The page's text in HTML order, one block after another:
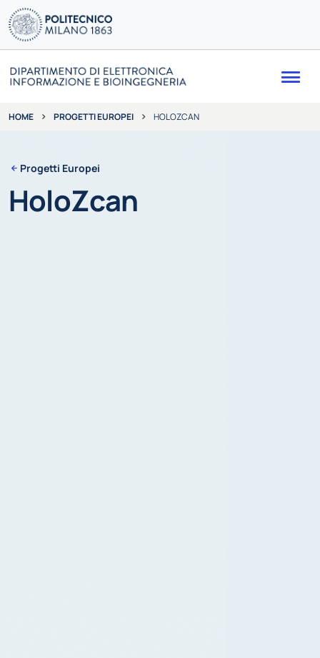
HOME PROGETTI EUROPEI HOLOZCAN
Progetti Europei
HoloZcan